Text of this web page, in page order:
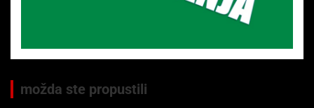
možda ste propustili